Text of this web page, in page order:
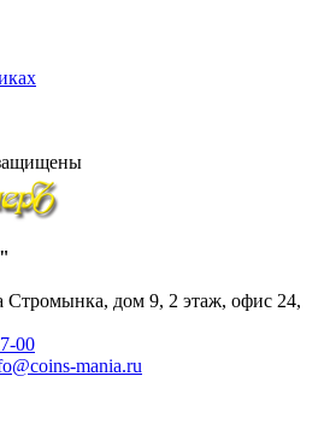
Стромынка, дом 9, 2 этаж, офис 24,
00
mania.ru